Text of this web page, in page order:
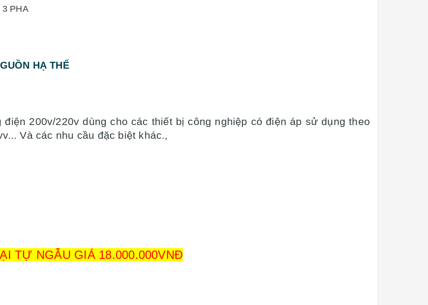
3 PHA
HẠ THẾ
200v/220v dùng cho các thiết bị công nghiệp có điện áp sử dụng theo
Và các nhu cầu đặc biệt khác.,
TỰ NGẪU GIÁ 18.000.000VNĐ